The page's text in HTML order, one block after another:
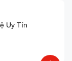
Uy Tín